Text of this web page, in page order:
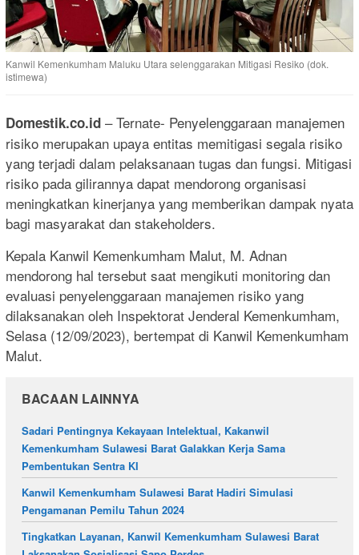
Kanwil Kemenkumham Maluku Utara selenggarakan Mitigasi Resiko (dok.
istimewa)
Domestik.co.id – Ternate- Penyelenggaraan manajemen
risiko merupakan upaya entitas memitigasi segala risiko
yang terjadi dalam pelaksanaan tugas dan fungsi. Mitigasi
risiko pada gilirannya dapat mendorong organisasi
meningkatkan kinerjanya yang memberikan dampak nyata
bagi masyarakat dan stakeholders.
Kepala Kanwil Kemenkumham Malut, M. Adnan
mendorong hal tersebut saat mengikuti monitoring dan
evaluasi penyelenggaraan manajemen risiko yang
dilaksanakan oleh Inspektorat Jenderal Kemenkumham,
Selasa (12/09/2023), bertempat di Kanwil Kemenkumham
Malut.
BACAAN LAINNYA
Sadari Pentingnya Kekayaan Intelektual, Kakanwil
Kemenkumham Sulawesi Barat Galakkan Kerja Sama
Pembentukan Sentra KI
Kanwil Kemenkumham Sulawesi Barat Hadiri Simulasi
Pengamanan Pemilu Tahun 2024
Tingkatkan Layanan, Kanwil Kemenkumham Sulawesi Barat